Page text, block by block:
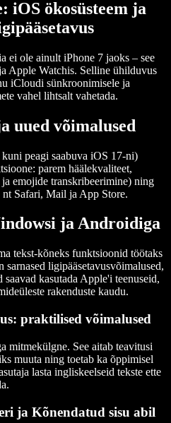
iOS ökosüsteem ja
ei ole ainult iPhone 7 jaoks – see
Apple Watchis. Selline ühilduvus
iCloudi sünkroonimisele ja
vahel lihtsalt vahetada.
uued võimalused
peagi saabuva iOS 17-ni)
parem häälekvaliteet,
emojide transkribeerimine) ning
nt Safari, Mail ja App Store.
ja Androidiga
tekst-kõneks funktsioonid töötaks
ligipääsetavusvõimalused,
kasutada Apple'i teenuseid,
rakenduste kaudu.
praktilised võimalused
mitmekülgne. See aitab teavitusi
muuta ning toetab ka õppimisel
lasta ingliskeelseid tekste ette
ja Kõnendatud sisu abil